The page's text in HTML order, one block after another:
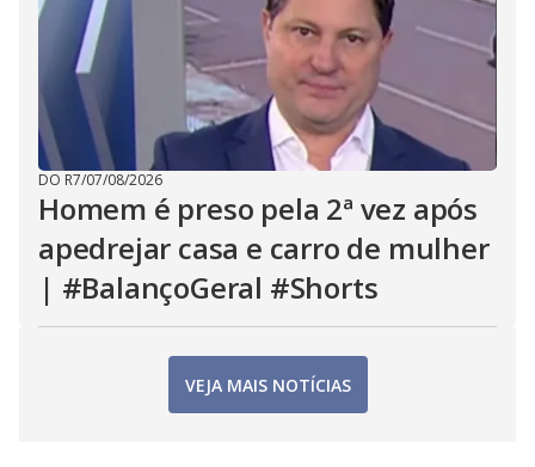
DO R7/07/08/2026
Homem é preso pela 2ª vez após
apedrejar casa e carro de mulher
| #BalançoGeral #Shorts
VEJA MAIS NOTÍCIAS